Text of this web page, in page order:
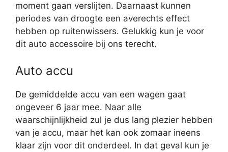
moment gaan verslijten. Daarnaast kunnen
periodes van droogte een averechts effect
hebben op ruitenwissers. Gelukkig kun je voor
dit auto accessoire bij ons terecht.
Auto accu
De gemiddelde accu van een wagen gaat
ongeveer 6 jaar mee. Naar alle
waarschijnlijkheid zul je dus lang plezier hebben
van je accu, maar het kan ook zomaar ineens
klaar zijn voor dit onderdeel. In dat geval kun je